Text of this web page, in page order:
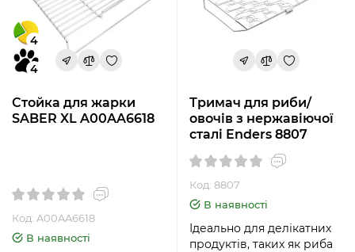
4
4
Стойка для жарки
SABER XL A00AA6618
Код: A00AA6618
В наявності
Тримач для риби/
овочів з нержавіючої
сталі Enders 8807
Код: 8807
В наявності
Ідеально для делікатних
продуктів, таких як риба